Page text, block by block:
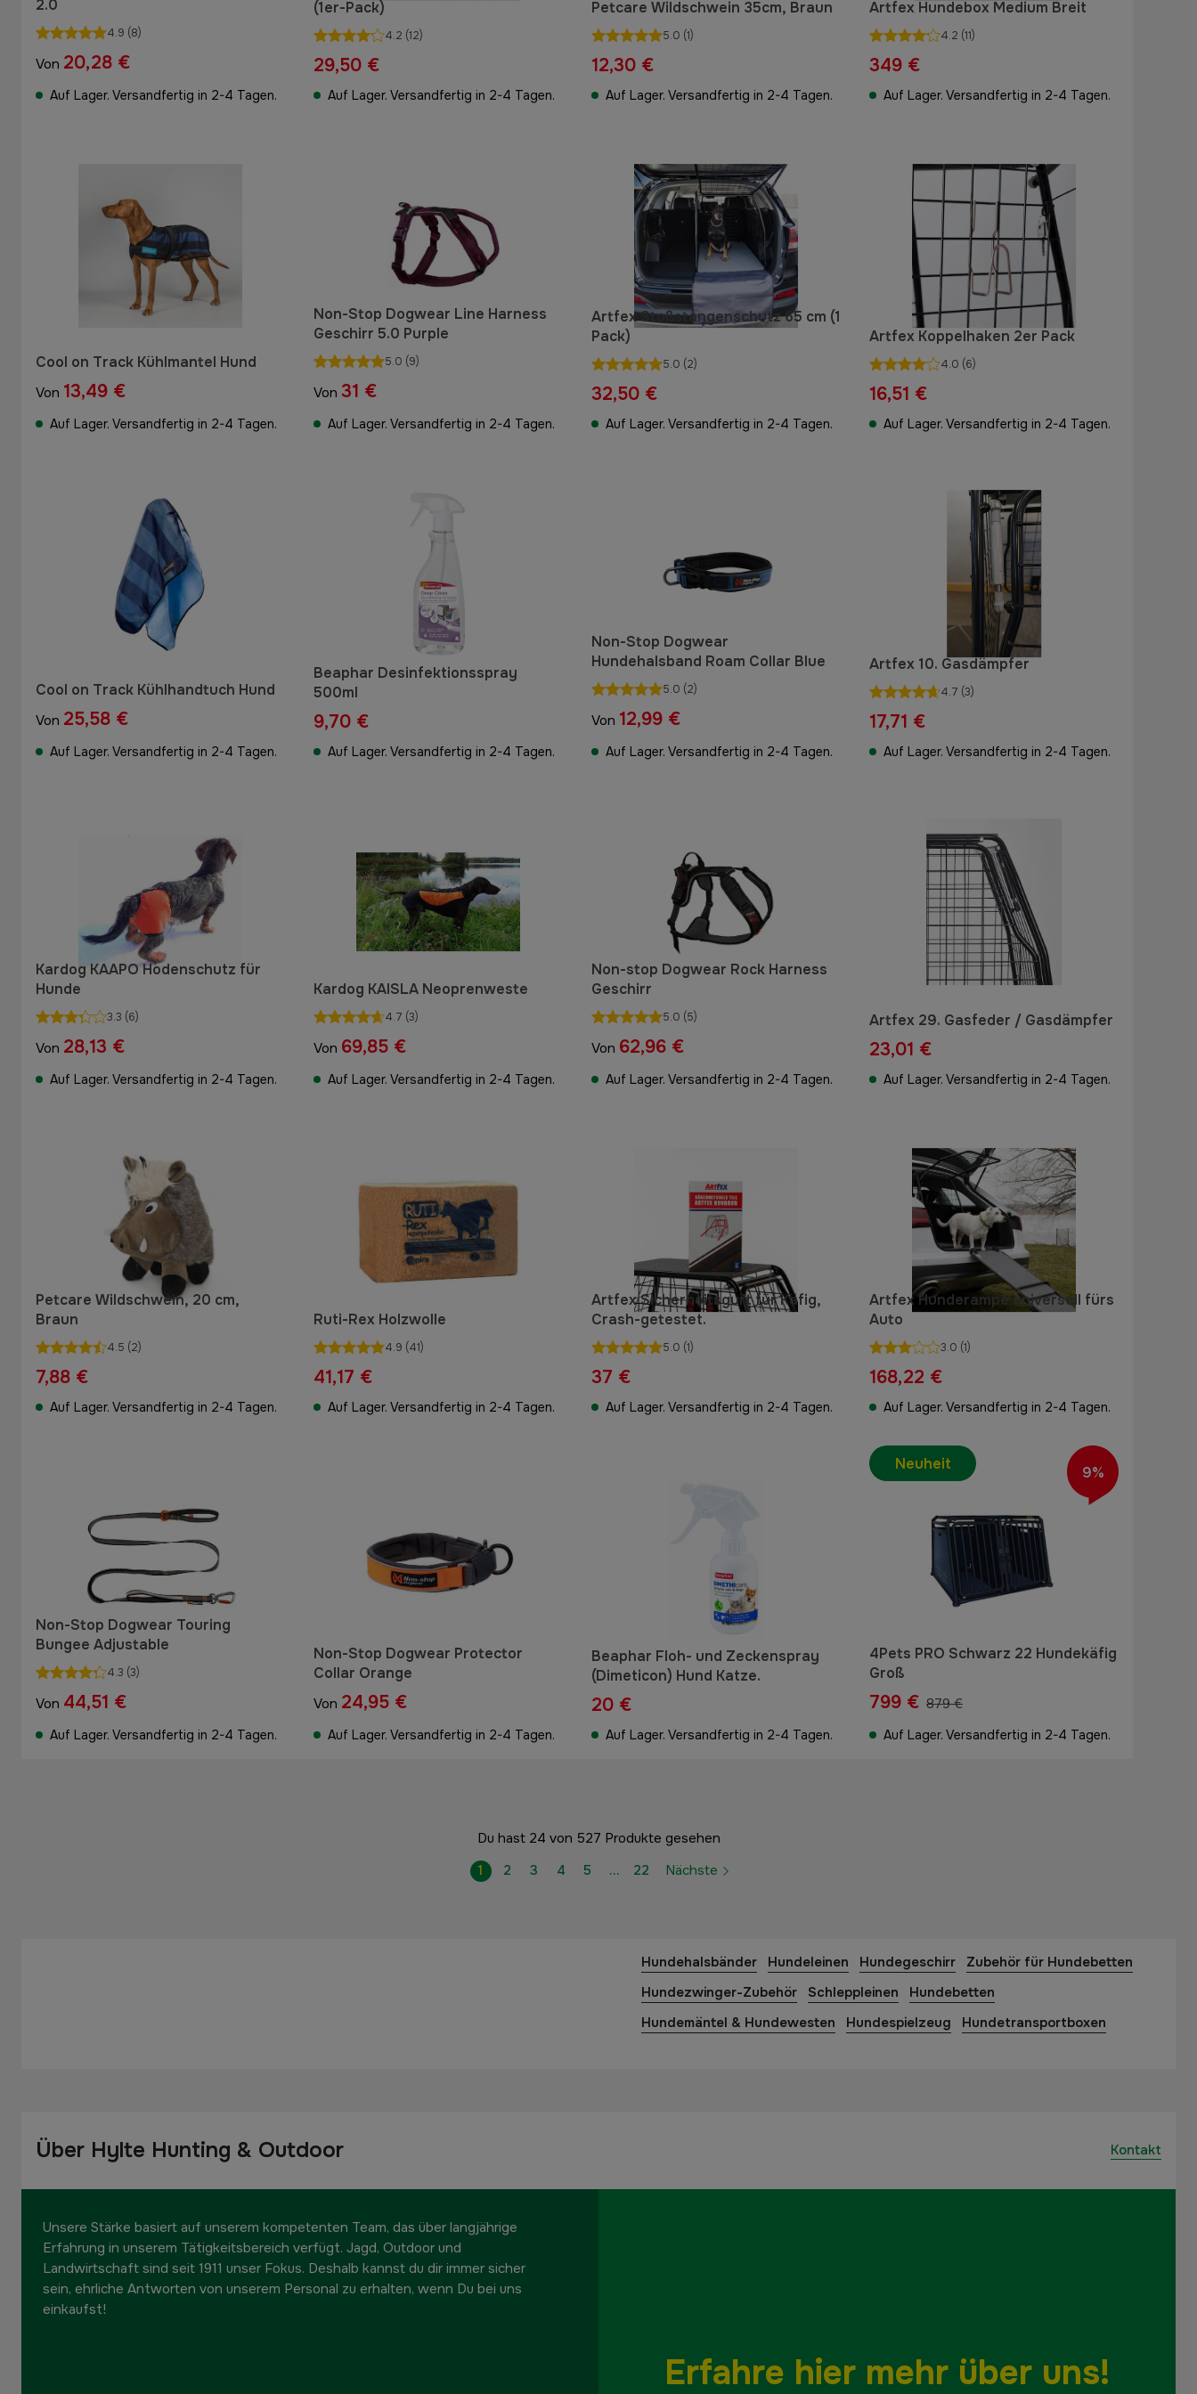
2.0
4.9 (8)
Von 20,28 €
Auf Lager. Versandfertig in 2-4 Tagen.
(1er-Pack)
4.2 (12)
29,50 €
Auf Lager. Versandfertig in 2-4 Tagen.
Petcare Wildschwein 35cm, Braun
5.0 (1)
12,30 €
Auf Lager. Versandfertig in 2-4 Tagen.
Artfex Hundebox Medium Breit
4.2 (11)
349 €
Auf Lager. Versandfertig in 2-4 Tagen.
Cool on Track Kühlmantel Hund
Von 13,49 €
Auf Lager. Versandfertig in 2-4 Tagen.
Non-Stop Dogwear Line Harness
Geschirr 5.0 Purple
5.0 (9)
Von 31 €
Auf Lager. Versandfertig in 2-4 Tagen.
Artfex Stoßstangenschutz 65 cm (1
Pack)
5.0 (2)
32,50 €
Auf Lager. Versandfertig in 2-4 Tagen.
Artfex Koppelhaken 2er Pack
4.0 (6)
16,51 €
Auf Lager. Versandfertig in 2-4 Tagen.
Cool on Track Kühlhandtuch Hund
Von 25,58 €
Auf Lager. Versandfertig in 2-4 Tagen.
Beaphar Desinfektionsspray
500ml
9,70 €
Auf Lager. Versandfertig in 2-4 Tagen.
Non-Stop Dogwear
Hundehalsband Roam Collar Blue
5.0 (2)
Von 12,99 €
Auf Lager. Versandfertig in 2-4 Tagen.
Artfex 10. Gasdämpfer
4.7 (3)
17,71 €
Auf Lager. Versandfertig in 2-4 Tagen.
Kardog KAAPO Hodenschutz für
Hunde
3.3 (6)
Von 28,13 €
Auf Lager. Versandfertig in 2-4 Tagen.
Kardog KAISLA Neoprenweste
4.7 (3)
Von 69,85 €
Auf Lager. Versandfertig in 2-4 Tagen.
Non-stop Dogwear Rock Harness
Geschirr
5.0 (5)
Von 62,96 €
Auf Lager. Versandfertig in 2-4 Tagen.
Artfex 29. Gasfeder / Gasdämpfer
23,01 €
Auf Lager. Versandfertig in 2-4 Tagen.
Petcare Wildschwein, 20 cm,
Braun
4.5 (2)
7,88 €
Auf Lager. Versandfertig in 2-4 Tagen.
Ruti-Rex Holzwolle
4.9 (41)
41,17 €
Auf Lager. Versandfertig in 2-4 Tagen.
Artfex Sicherheitsgurt für Käfig,
Crash-getestet.
5.0 (1)
37 €
Auf Lager. Versandfertig in 2-4 Tagen.
Artfex Hunderampe universell fürs
Auto
3.0 (1)
168,22 €
Auf Lager. Versandfertig in 2-4 Tagen.
Non-Stop Dogwear Touring
Bungee Adjustable
4.3 (3)
Von 44,51 €
Auf Lager. Versandfertig in 2-4 Tagen.
Non-Stop Dogwear Protector
Collar Orange
Von 24,95 €
Auf Lager. Versandfertig in 2-4 Tagen.
Beaphar Floh- und Zeckenspray
(Dimeticon) Hund Katze.
20 €
Auf Lager. Versandfertig in 2-4 Tagen.
4Pets PRO Schwarz 22 Hundekäfig
Groß
799 € 879 €
Auf Lager. Versandfertig in 2-4 Tagen.
Neuheit 9%
Du hast 24 von 527 Produkte gesehen
1
2 3 4 5 … 22 Nächste
Hundehalsbänder Hundeleinen Hundegeschirr
Zubehör für Hundebetten
Hundezwinger-Zubehör
Schleppleinen
Hundebetten
Hundemäntel & Hundewesten
Hundespielzeug Hundetransportboxen
Über Hylte Hunting & Outdoor Kontakt
Unsere Stärke basiert auf unserem kompetenten Team, das über langjährige
Erfahrung in unserem Tätigkeitsbereich verfügt. Jagd, Outdoor und
Landwirtschaft sind seit 1911 unser Fokus. Deshalb kannst du dir immer sicher
sein, ehrliche Antworten von unserem Personal zu erhalten, wenn Du bei uns
einkaufst!
Erfahre hier mehr über uns!